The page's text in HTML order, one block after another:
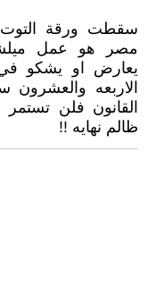
سقطت ورقة التوت
مصر هو عمل
يعارض او يشكو في
الاربعه والعشرون
القانون فلن
ظالم نهايه !!